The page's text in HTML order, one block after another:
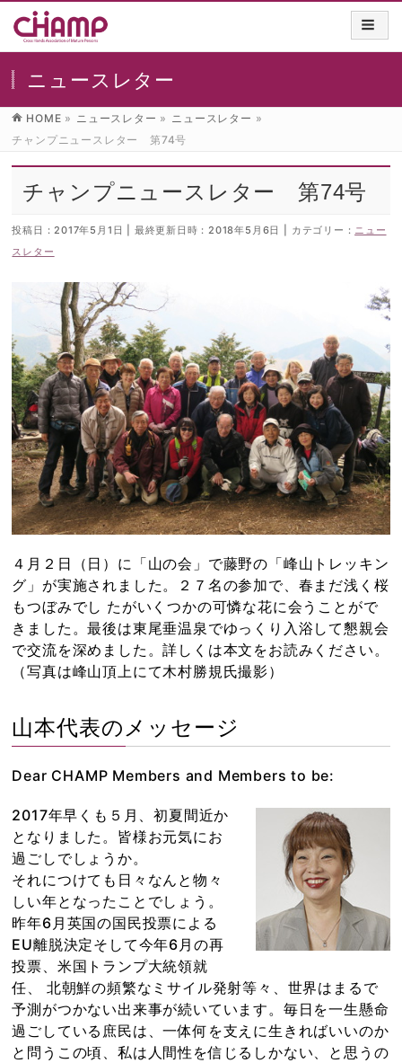
ニュースレター
HOME » ニュースレター » ニュースレター »
チャンプニュースレター 第74号
チャンプニュースレター 第74号
投稿日 : 2017年5月1日 最終更新日時 : 2018年5月6日 カテゴリー : ニュー
スレター
４月２日（日）に「山の会」で藤野の「峰山トレッキン
グ」が実施されました。２７名の参加で、春まだ浅く桜
もつぼみでし たがいくつかの可憐な花に会うことがで
きました。最後は東尾垂温泉でゆっくり入浴して懇親会
で交流を深めました。詳しくは本文をお読みください。
（写真は峰山頂上にて木村勝規氏撮影）
山本代表のメッセージ
Dear CHAMP Members and Members to be:
2017年早くも５月、初夏間近か
となりました。皆様お元気にお
過ごしでしょうか。
それにつけても日々なんと物々
しい年となったことでしょう。
昨年6月英国の国民投票による
EU離脱決定そして今年6月の再
投票、米国トランプ大統領就
任、 北朝鮮の頻繁なミサイル発射等々、世界はまるで
予測がつかない出来事が続いています。毎日を一生懸命
過ごしている庶民は、一体何を支えに生きればいいのか
と問うこの頃、私は人間性を信じるしかない、と思うの